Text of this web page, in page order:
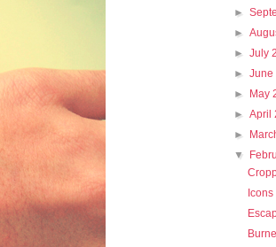
►
►
►July
►
►
May
►April
►
▼
Icons